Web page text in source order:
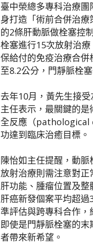
臺中榮總多專科治療
身打造「術前合併治
的2條肝動脈做栓塞控
栓塞進行15次放射治
保給付的免疫治療合
至8.2公分，門靜脈栓
去年10月，黃先生接
主任表示，最關鍵的
全反應（pathological
功達到臨床治癒目標。
陳怡如主任提醒，動
放射治療則需注意對
肝功能、腫瘤位置及
肝癌新發個案平均超
準評估與跨專科合作
即使是門靜脈栓塞的
者帶來新希望。